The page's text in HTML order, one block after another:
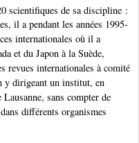
scientifiques de sa discipline :
il a pendant les années 1995-
internationales où il a
et du Japon à la Suède,
revues internationales à comité
y dirigeant un institut, en
sans compter de
différents organismes